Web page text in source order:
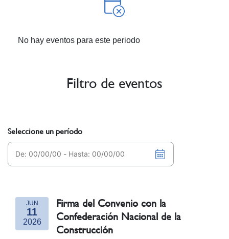
No hay eventos para este periodo
Filtro de eventos
Seleccione un período
JUN
11
2026
Firma del Convenio con la
Confederación Nacional de la
Construcción